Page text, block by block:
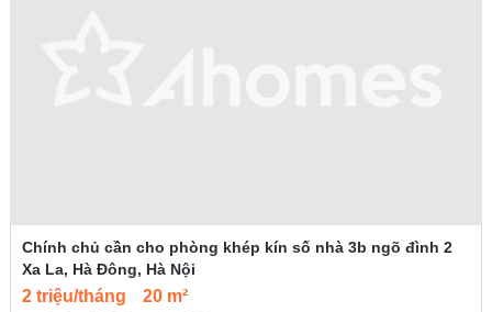
Chính chủ cần cho phòng khép kín số nhà 3b ngõ đình 2
Xa La, Hà Đông, Hà Nội
2 triệu/tháng 20 m²